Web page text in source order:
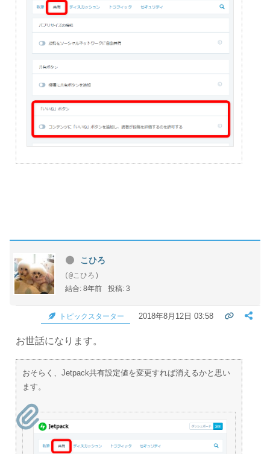
こひろ
(@こひろ)
結合: 8年前
投稿: 3
トピックスターター 2018年8月12日 03:58
お世話になります。
おそらく、Jetpack共有設定値を変更すれば消えるかと思い
ます。